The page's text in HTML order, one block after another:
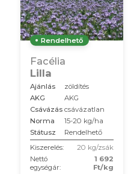
Rendelhető
Facélia
Lilla
Ajánlás
zöldítés
AKG
AKG
Csávázás csávázatlan
Norma
15-20 kg/ha
Státusz
Rendelhető
Kiszerelés:
20 kg/zsák
Nettó
egységár:
1 692
Ft/kg